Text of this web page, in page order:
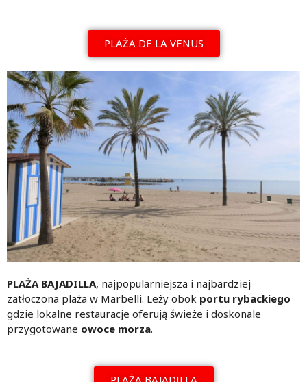
PLAŻA DE LA VENUS
PLAŻA BAJADILLA, najpopularniejsza i najbardziej
zatłoczona plaża w Marbelli. Leży obok portu rybackiego
gdzie lokalne restauracje oferują świeże i doskonale
przygotowane owoce morza.